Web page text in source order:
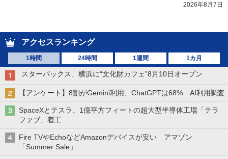
2026年8月7日
アクセスランキング
1時間 24時間 1週間 1カ月
スターバックス、横浜に“文化財カフェ”8月10日オープン
【アンケート】8割がGemini利用、ChatGPTは68% AI利用調査
SpaceXとテスラ、1億平方フィートの超大型半導体工場「テラ
ファブ」着工
Fire TVやEchoなどAmazonデバイスが安い アマゾン
「Summer Sale」